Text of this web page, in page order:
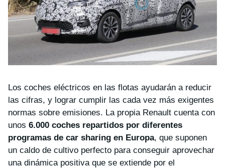
Los coches eléctricos en las flotas ayudarán a reducir
las cifras, y lograr cumplir las cada vez más exigentes
normas sobre emisiones. La propia Renault cuenta con
unos 6.000 coches repartidos por diferentes
programas de car sharing en Europa, que suponen
un caldo de cultivo perfecto para conseguir aprovechar
una dinámica positiva que se extiende por el